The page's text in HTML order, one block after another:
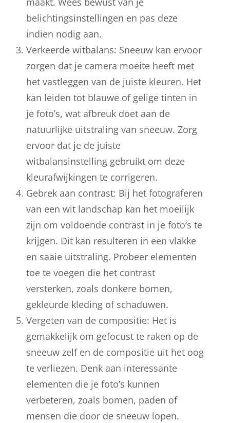
belichtingsinstellingen en pas deze
indien nodig aan.
Verkeerde witbalans: Sneeuw kan ervoor
zorgen dat je camera moeite heeft met
het vastleggen van de juiste kleuren. Het
kan leiden tot blauwe of gelige tinten in
je foto’s, wat afbreuk doet aan de
natuurlijke uitstraling van sneeuw. Zorg
ervoor dat je de juiste
witbalansinstelling gebruikt om deze
kleurafwijkingen te corrigeren.
Gebrek aan contrast: Bij het fotograferen
van een wit landschap kan het moeilijk
zijn om voldoende contrast in je foto’s te
krijgen. Dit kan resulteren in een vlakke
en saaie uitstraling. Probeer elementen
toe te voegen die het contrast
versterken, zoals donkere bomen,
gekleurde kleding of schaduwen.
Vergeten van de compositie: Het is
gemakkelijk om gefocust te raken op de
sneeuw zelf en de compositie uit het oog
te verliezen. Denk aan interessante
elementen die je foto’s kunnen
verbeteren, zoals bomen, paden of
mensen die door de sneeuw lopen.